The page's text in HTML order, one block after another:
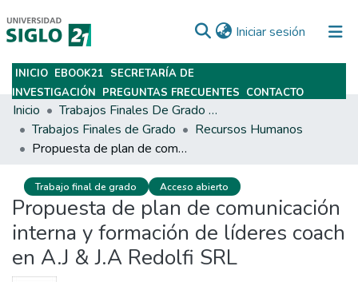
Iniciar sesión (current)
Subir
INICIO EBOOK21 SECRETARÍA DE
INVESTIGACIÓN PREGUNTAS FRECUENTES CONTACTO
Inicio
Trabajos Finales De Grado Y Posgrado
Trabajos Finales de Grado
Recursos Humanos
Propuesta de plan de comunicación interna y formación de líderes coach en A.J & J.A Redolfi SRL
Trabajo final de grado Acceso abierto
Propuesta de plan de comunicación
interna y formación de líderes coach
en A.J & J.A Redolfi SRL